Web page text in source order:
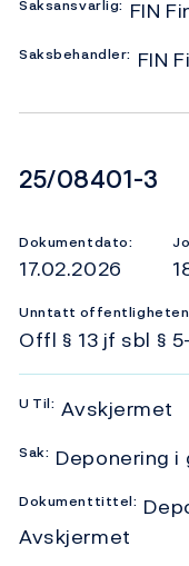
Saksansvarlig: FIN
Saksbehandler: FIN
25/08401-3
Dokumentdato:
17.02.2026
Unntatt
Offl § 13 jf sbl §
U Til: Avskjermet
Sak: Deponering
Dokumenttittel:
Avskjermet